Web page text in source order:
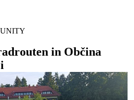
in Občina